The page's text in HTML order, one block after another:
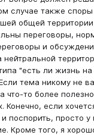
случае также
общей
переговоры,
и
"есть ли жизнь на
тема никому не
что-то более
если
поспорить, просто у
Кроме того, я